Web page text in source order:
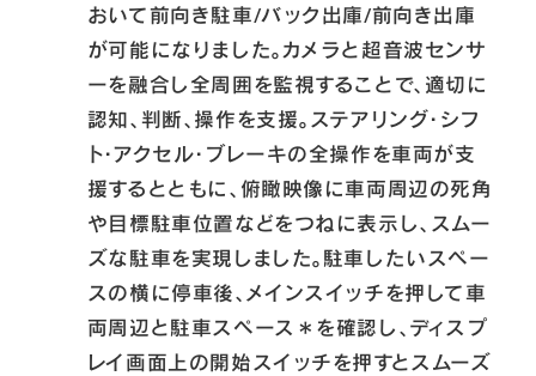
おいて前向き駐車/バック出庫/前向き出庫
が可能になりました。カメラと超音波センサ
ーを融合し全周囲を監視することで、適切に
認知、判断、操作を支援。ステアリング･シフ
ト･アクセル･ブレーキの全操作を車両が支
援するとともに、俯瞰映像に車両周辺の死角
や目標駐車位置などをつねに表示し、スムー
ズな駐車を実現しました。駐車したいスペー
スの横に停車後、メインスイッチを押して車
両周辺と駐車スペース＊を確認し、ディスプ
レイ画面上の開始スイッチを押すとスムーズ